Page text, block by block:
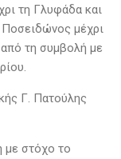
τη Γλυφάδα και
μέχρι
τη συμβολή με
Γ. Πατούλης
με στόχο το